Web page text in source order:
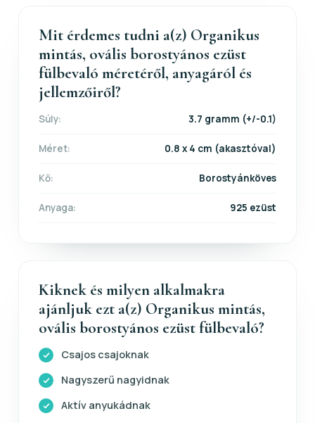
Mit érdemes tudni a(z) Organikus
mintás, ovális borostyános ezüst
fülbevaló méretéről, anyagáról és
jellemzőiről?
Súly: 3.7 gramm (+/-0.1)
Méret: 0.8 x 4 cm (akasztóval)
Kő: Borostyánköves
Anyaga: 925 ezüst
Kiknek és milyen alkalmakra
ajánljuk ezt a(z) Organikus mintás,
ovális borostyános ezüst fülbevaló?
Csajos csajoknak
Nagyszerű nagyidnak
Aktív anyukádnak